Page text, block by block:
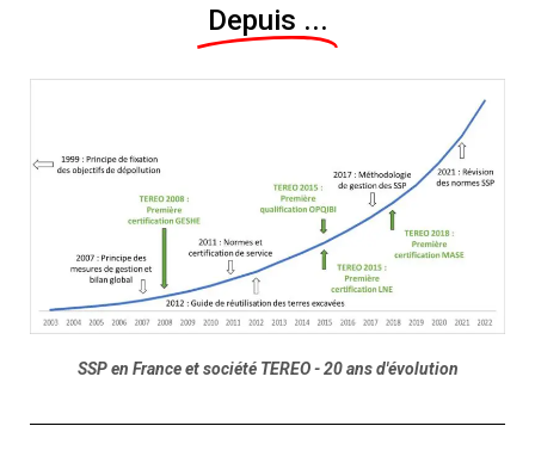
Depuis ...
SSP en France et société TEREO - 20 ans d'évolution